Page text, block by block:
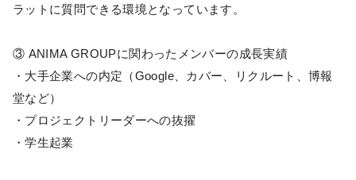
ラットに質問できる環境となっています。
③ ANIMA GROUPに関わったメンバーの成長実績
・大手企業への内定（Google、カバー、リクルート、博報
堂など）
・プロジェクトリーダーへの抜擢
・学生起業